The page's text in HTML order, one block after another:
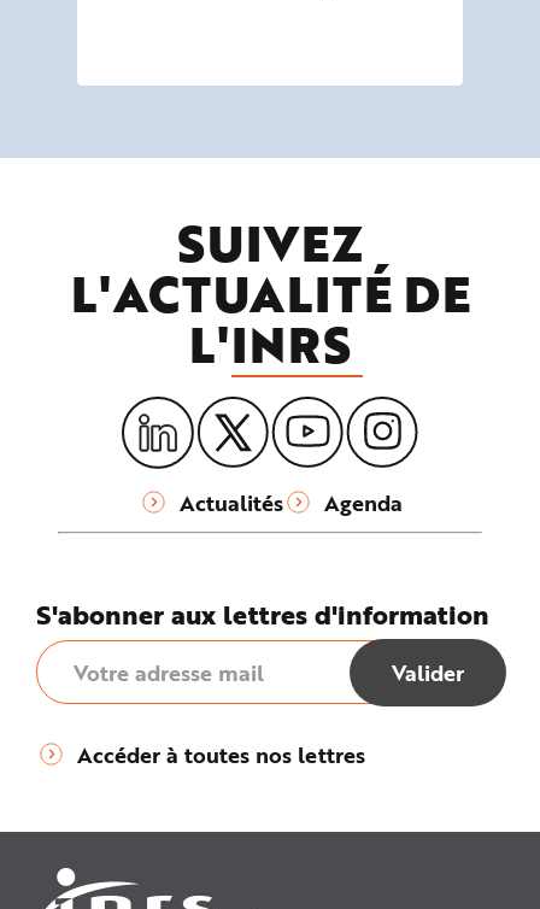
SUIVEZ
L'ACTUALITÉ DE
L'INRS
Actualités Agenda
S'abonner aux lettres d'information
Accéder à toutes nos lettres